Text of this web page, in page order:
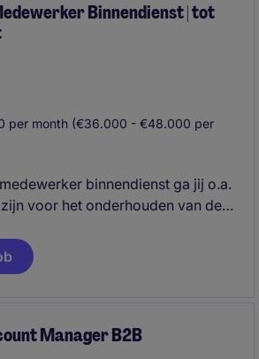
Binnendienst | tot
per month (€36.000 - €48.000 per
binnendienst ga jij o.a.
voor het onderhouden van de
ondersteunen van de
zijn werkzaamheden die
Manager B2B